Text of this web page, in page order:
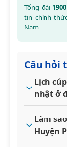
Tổng đài
tin chính
Nam.
Câu hỏi
Lịch
nhật ở
Làm
Huyện